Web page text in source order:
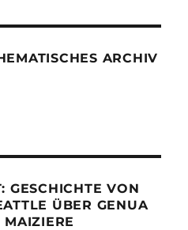
ARCHIV
GESCHICHTE VON
ÜBER GENUA